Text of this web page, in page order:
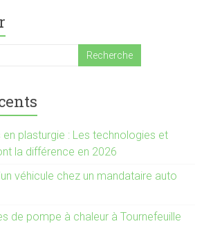
plasturgie : Les technologies et
la différence en 2026
véhicule chez un mandataire auto
de pompe à chaleur à Tournefeuille